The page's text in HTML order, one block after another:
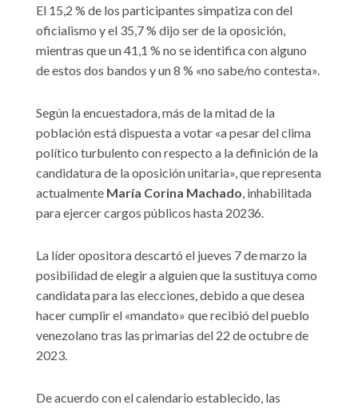
El 15,2 % de los participantes simpatiza con del
oficialismo y el 35,7 % dijo ser de la oposición,
mientras que un 41,1 % no se identifica con alguno
de estos dos bandos y un 8 % «no sabe/no contesta».
Según la encuestadora, más de la mitad de la
población está dispuesta a votar «a pesar del clima
político turbulento con respecto a la definición de la
candidatura de la oposición unitaria», que representa
actualmente María Corina Machado, inhabilitada
para ejercer cargos públicos hasta 20236.
La líder opositora descartó el jueves 7 de marzo la
posibilidad de elegir a alguien que la sustituya como
candidata para las elecciones, debido a que desea
hacer cumplir el «mandato» que recibió del pueblo
venezolano tras las primarias del 22 de octubre de
2023.
De acuerdo con el calendario establecido, las